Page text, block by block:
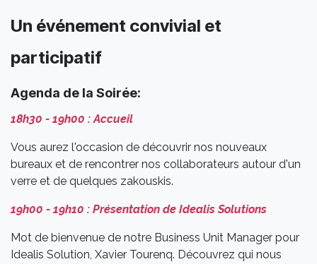
Un événement convivial et
participatif
Agenda de la Soirée:
18h30 - 19h00 : Accueil
Vous aurez l'occasion de découvrir nos nouveaux
bureaux et de rencontrer nos collaborateurs autour d'un
verre et de quelques zakouskis.
19h00 - 19h10 : Présentation de Idealis Solutions
Mot de bienvenue de notre Business Unit Manager pour
Idealis Solution, Xavier Tourenq. Découvrez qui nous